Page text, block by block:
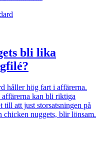
bli lika
håller hög fart i affärerna.
kan bli riktiga
att just storsatsningen på
chicken nuggets, blir lönsam.